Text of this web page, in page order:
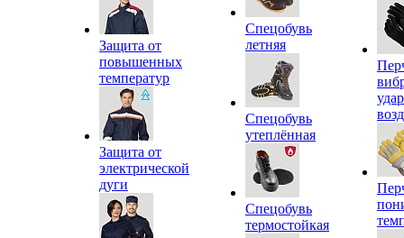
Защита от
повышенных
температур
Защита от
электрической
дуги
Спецобувь
летняя
Спецобувь
утеплённая
Спецобувь
термостойкая